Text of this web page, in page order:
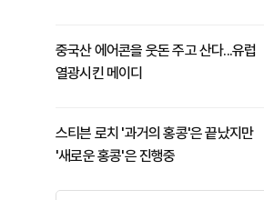
중국산 에어콘을 웃돈 주고 산다...유럽
열광시킨 메이디
스티븐 로치 '과거의 홍콩'은 끝났지만
'새로운 홍콩'은 진행중